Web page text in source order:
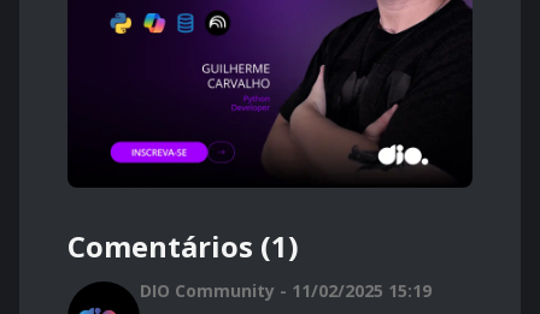
Comentários (1)
DIO Community - 11/02/2025 15:19